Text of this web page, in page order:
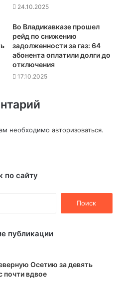
24.10.2025
Во Владикавказе прошел
рейд по снижению
задолженности за газ: 64
абонента оплатили долги до
отключения
17.10.2025
необходимо авторизоваться.
по сайту
публикации
Осетию за девять
почти вдвое